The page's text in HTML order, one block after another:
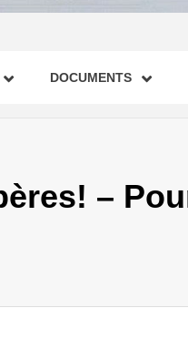
DOCUMENTS
–